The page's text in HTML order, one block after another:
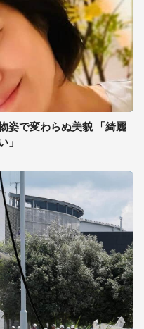
姿で変わらぬ美貌 「綺麗
」